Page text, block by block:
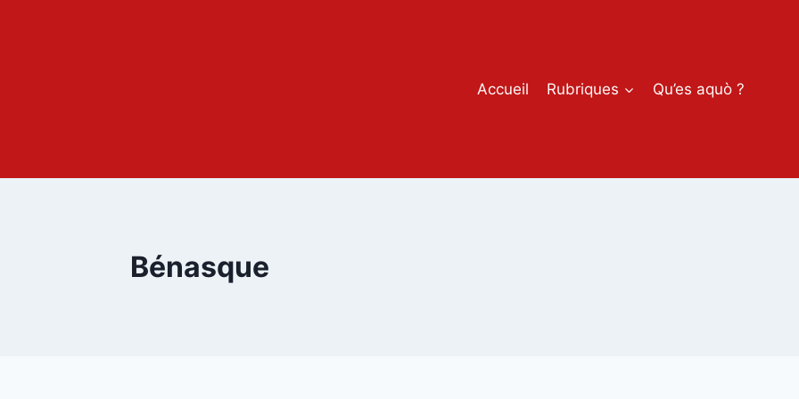
Accueil
Rubriques Qu’es aquò ?
Bénasque